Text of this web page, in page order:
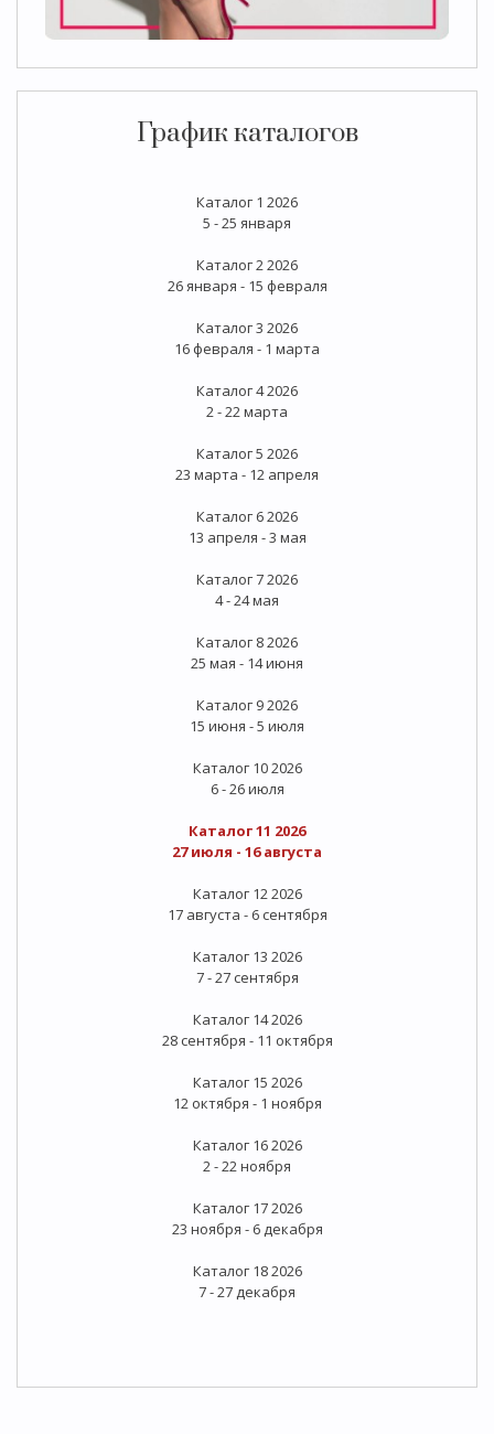
График каталогов
Каталог 1 2026
5 - 25 января
Каталог 2 2026
26 января - 15 февраля
Каталог 3 2026
16 февраля - 1 марта
Каталог 4 2026
2 - 22 марта
Каталог 5 2026
23 марта - 12 апреля
Каталог 6 2026
13 апреля - 3 мая
Каталог 7 2026
4 - 24 мая
Каталог 8 2026
25 мая - 14 июня
Каталог 9 2026
15 июня - 5 июля
Каталог 10 2026
6 - 26 июля
Каталог 11 2026
27 июля - 16 августа
Каталог 12 2026
17 августа - 6 сентября
Каталог 13 2026
7 - 27 сентября
Каталог 14 2026
28 сентября - 11 октября
Каталог 15 2026
12 октября - 1 ноября
Каталог 16 2026
2 - 22 ноября
Каталог 17 2026
23 ноября - 6 декабря
Каталог 18 2026
7 - 27 декабря